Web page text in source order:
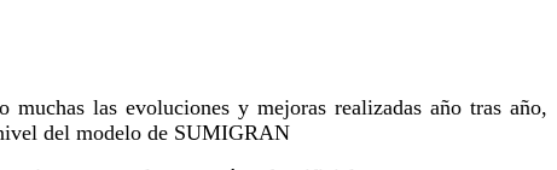
las evoluciones y mejoras realizadas año tras año,
del modelo de SUMIGRAN